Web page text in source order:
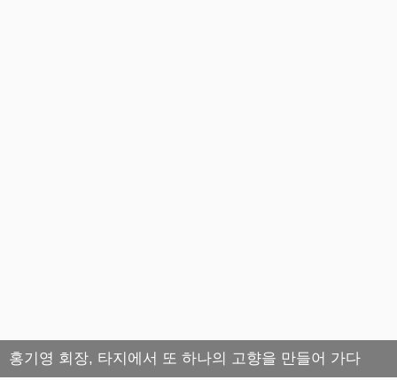
홍기영 회장, 타지에서 또 하나의 고향을 만들어 가다